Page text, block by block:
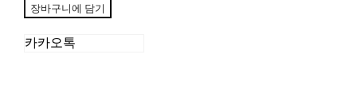
장바구니에 담기
카카오톡